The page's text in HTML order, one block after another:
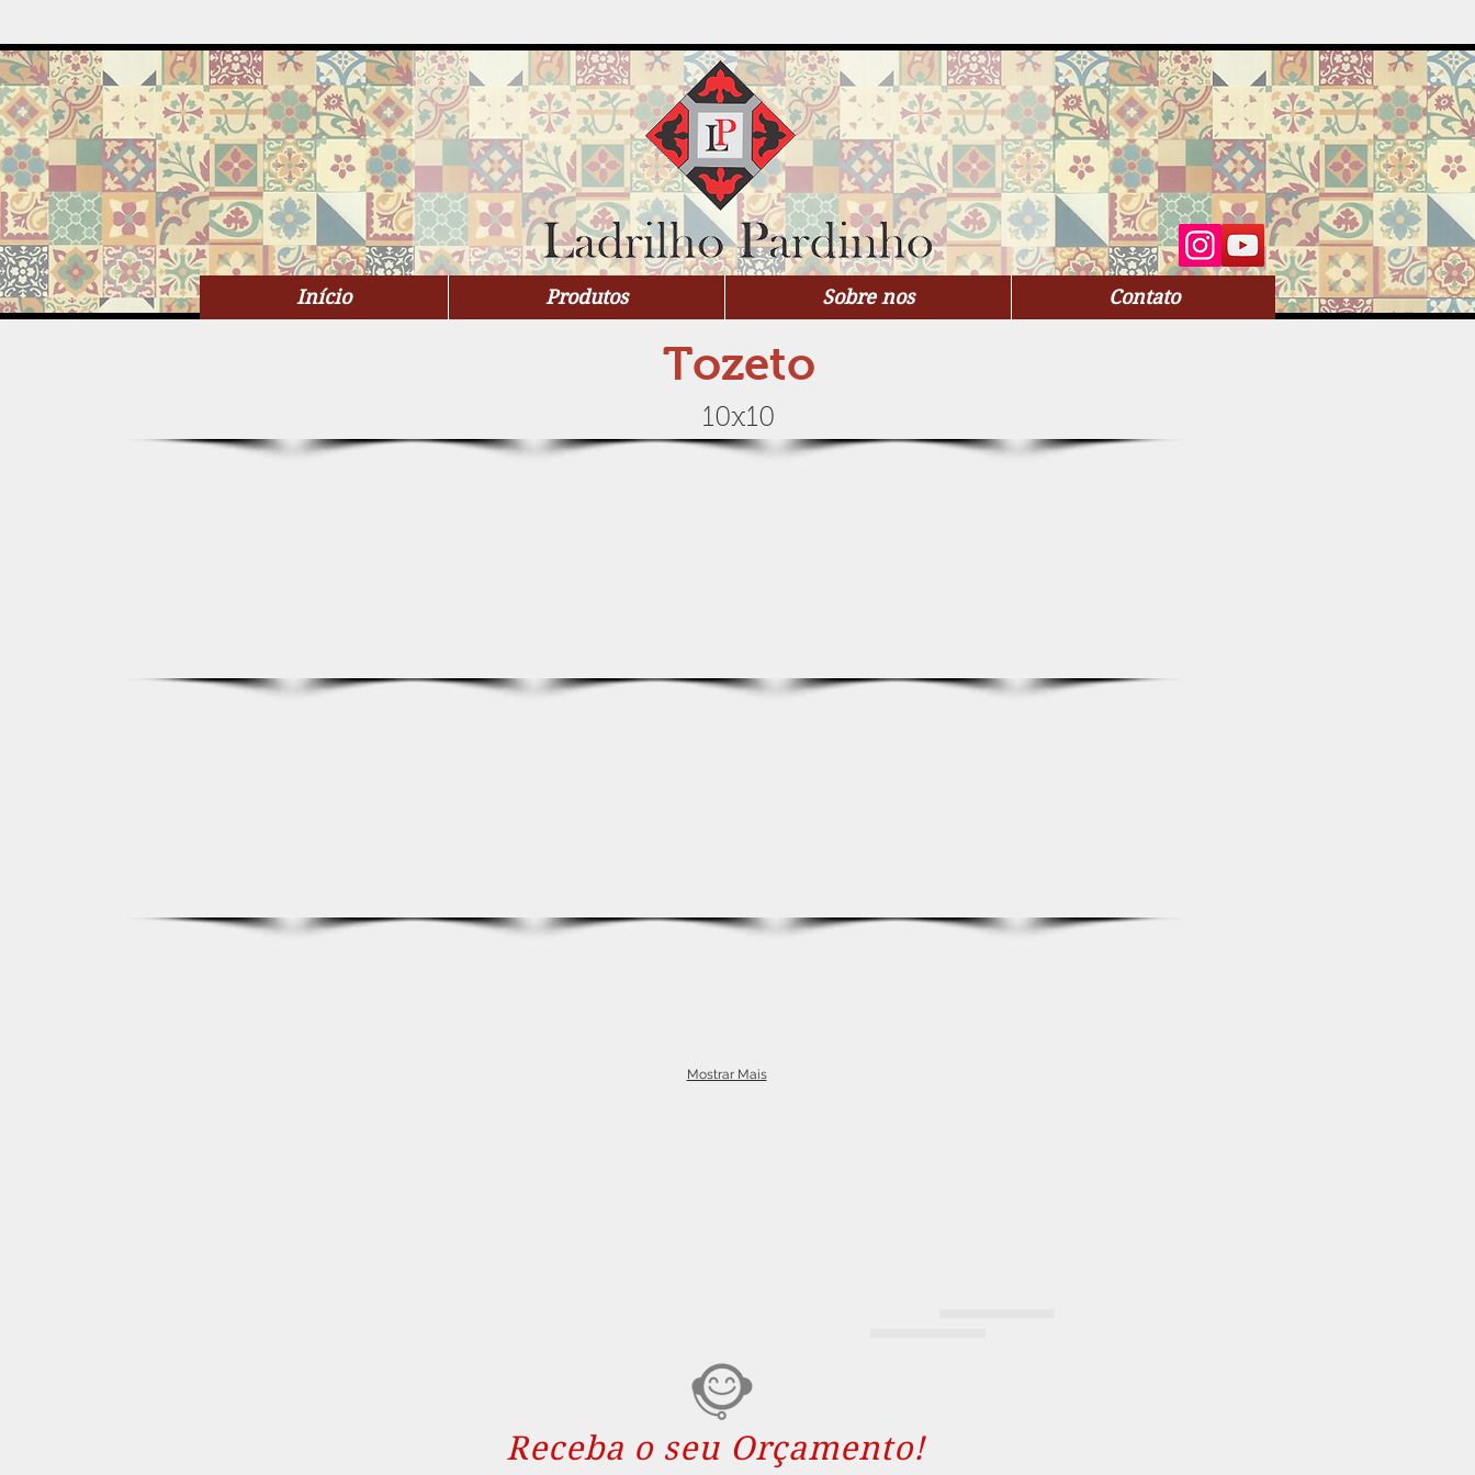
Início Produtos Sobre nos Contato
Tozeto
10x10
Mostrar Mais
Receba o seu Orçamento!